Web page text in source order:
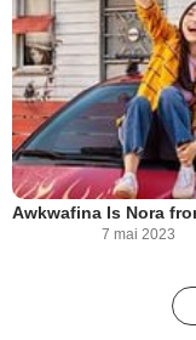
7 mai 2023